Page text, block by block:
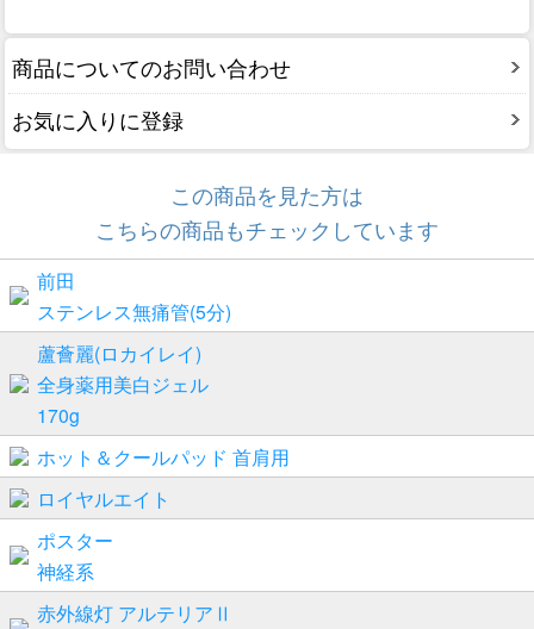
商品についてのお問い合わせ
お気に入りに登録
この商品を見た方は
こちらの商品もチェックしています
前田
ステンレス無痛管(5分)
蘆薈麗(ロカイレイ)
全身薬用美白ジェル
170g
ホット＆クールパッド 首肩用
ロイヤルエイト
ポスター
神経系
赤外線灯 アルテリアⅡ